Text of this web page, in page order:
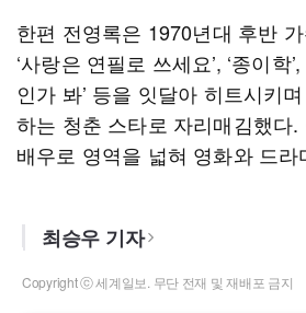
한편 전영록은 1970년대 후반 가
‘사랑은 연필로 쓰세요’, ‘종이학
인가 봐’ 등을 잇달아 히트시키
하는 청춘 스타로 자리매김했다
배우로 영역을 넓혀 영화와 드
최승우 기자
Copyright ⓒ 세계일보. 무단 전재 및 재배포 금지